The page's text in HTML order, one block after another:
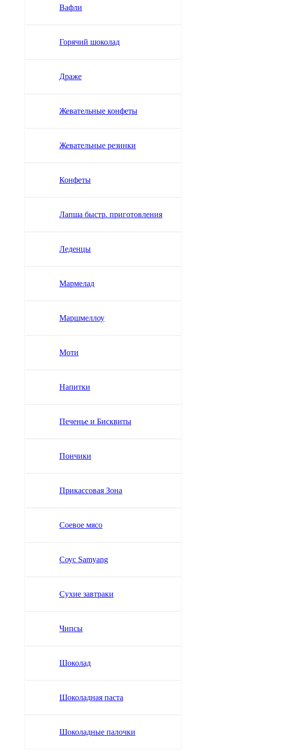
Вафли
Горячий шоколад
Драже
Жевательные конфеты
Жевательные резинки
Конфеты
Лапша быстр. приготовления
Леденцы
Мармелад
Маршмеллоу
Моти
Напитки
Печенье и Бисквиты
Пончики
Прикассовая Зона
Соевое мясо
Соус Samyang
Сухие завтраки
Чипсы
Шоколад
Шоколадная паста
Шоколадные палочки